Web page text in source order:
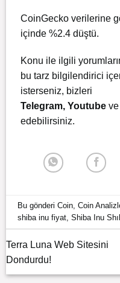
CoinGecko verilerine
içinde %2.4 düştü.
Konu ile ilgili
bu tarz bilgilendirici
isterseniz, bizleri
Telegram, Youtube ve
edebilirsiniz.
Bu gönderiCoin ,Coin
shiba inu fiyat ,Shiba Inu
Terra Luna Web Sitesini
Dondurdu!